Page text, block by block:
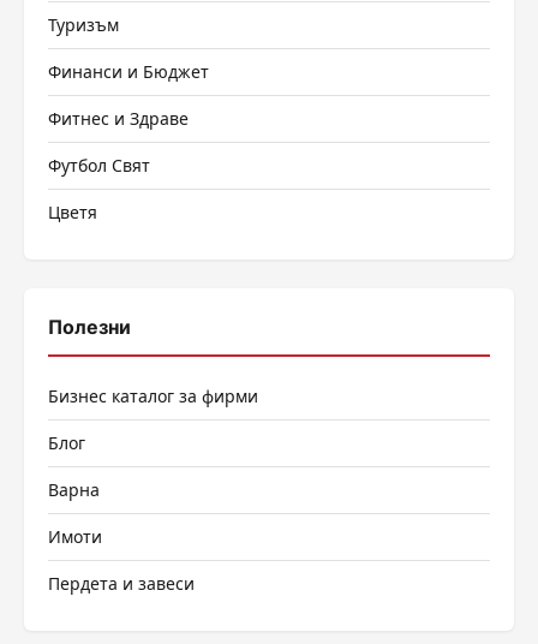
Туризъм
Финанси и Бюджет
Фитнес и Здраве
Футбол Свят
Цветя
Полезни
Бизнес каталог за фирми
Блог
Варна
Имоти
Пердета и завеси